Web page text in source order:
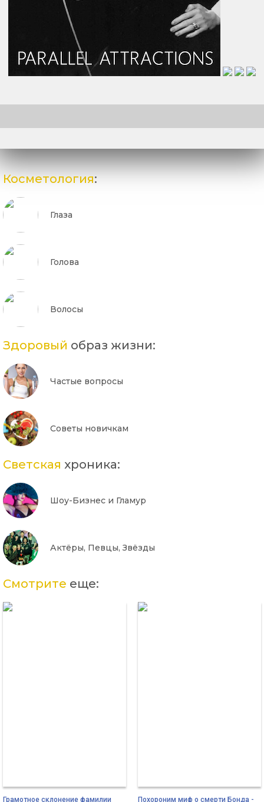
Косметология:
Глаза
Голова
Волосы
Здоровый образ жизни:
Частые вопросы
Советы новичкам
Светская хроника:
Шоу-Бизнес и Гламур
Актёры, Певцы, Звёзды
Смотрите еще:
Грамотное склонение фамилии Похороним миф о смерти Бонда -